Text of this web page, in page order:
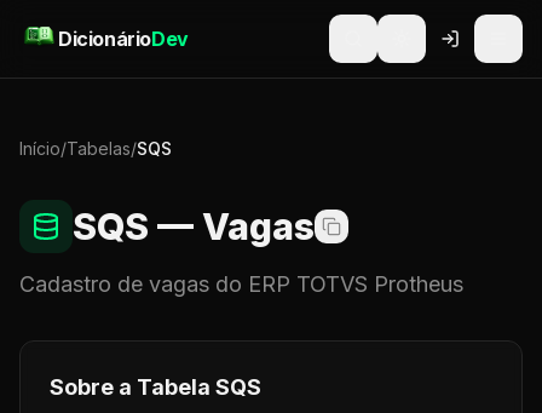
DicionárioDev
Início/Tabelas/SQS
SQS — Vagas
Cadastro de vagas do ERP TOTVS Protheus
Sobre a Tabela SQS